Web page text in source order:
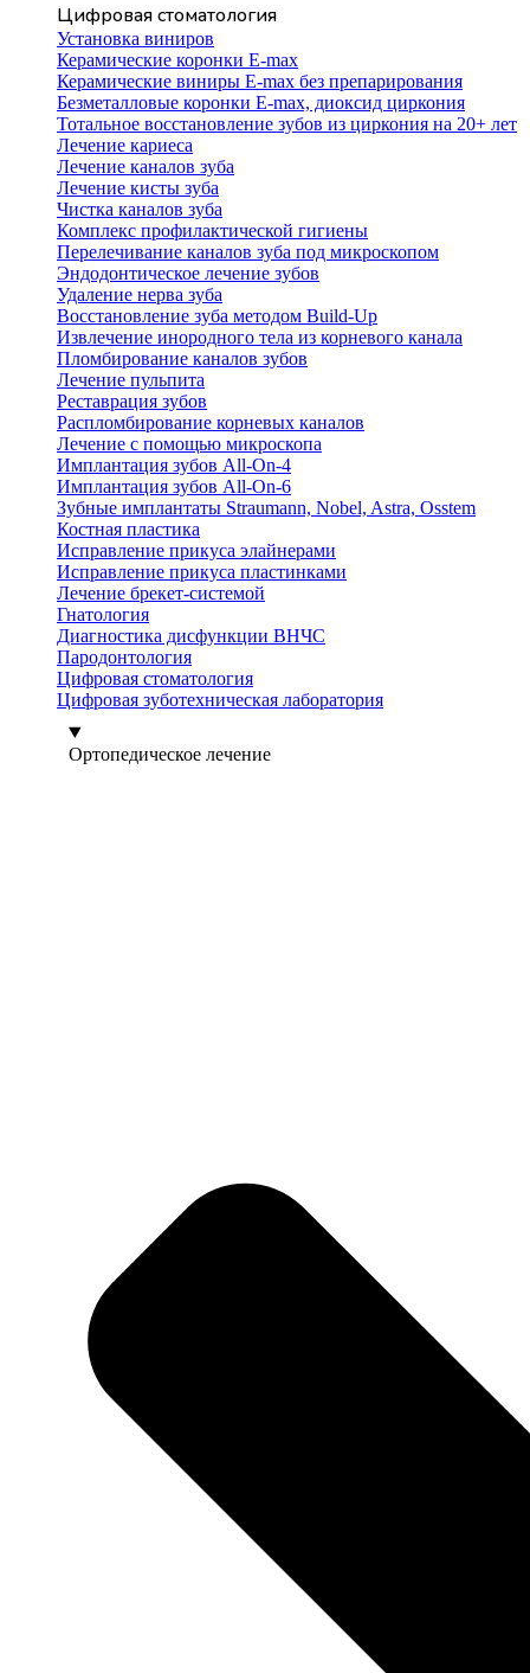
Цифровая стоматология
Установка виниров
Керамические коронки E-max
Керамические виниры E-max без препарирования
Безметалловые коронки Е-max, диоксид циркония
Тотальное восстановление зубов из циркония на 20+ лет
Лечение кариеса
Лечение каналов зуба
Лечение кисты зуба
Чистка каналов зуба
Комплекс профилактической гигиены
Перелечивание каналов зуба под микроскопом
Эндодонтическое лечение зубов
Удаление нерва зуба
Восстановление зуба методом Build-Up
Извлечение инородного тела из корневого канала
Пломбирование каналов зубов
Лечение пульпита
Реставрация зубов
Распломбирование корневых каналов
Лечение с помощью микроскопа
Имплантация зубов All-On-4
Имплантация зубов All-On-6
Зубные имплантаты Straumann, Nobel, Astra, Osstem
Костная пластика
Исправление прикуса элайнерами
Исправление прикуса пластинками
Лечение брекет-системой
Гнатология
Диагностика дисфункции ВНЧС
Пародонтология
Цифровая стоматология
Цифровая зуботехническая лаборатория
Ортопедическое лечение